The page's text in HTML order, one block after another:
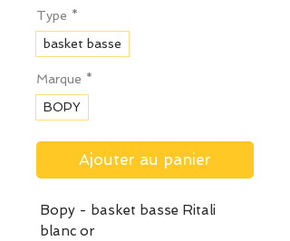
Type *
basket basse
Marque *
BOPY
Ajouter au panier
Bopy - basket basse Ritali
blanc or